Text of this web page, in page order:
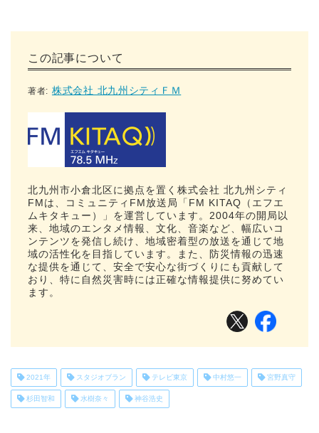
この記事について
著者: 株式会社 北九州シティＦＭ
北九州市小倉北区に拠点を置く株式会社 北九州シティ
FMは、コミュニティFM放送局「FM KITAQ（エフエ
ムキタキュー）」を運営しています。2004年の開局以
来、地域のエンタメ情報、文化、音楽など、幅広いコ
ンテンツを発信し続け、地域密着型の放送を通じて地
域の活性化を目指しています。また、防災情報の迅速
な提供を通じて、安全で安心な街づくりにも貢献して
おり、特に自然災害時には正確な情報提供に努めてい
ます。
2021年 スタジオブラン テレビ東京 中村悠一 宮野真守
杉田智和 水樹奈々 神谷浩史